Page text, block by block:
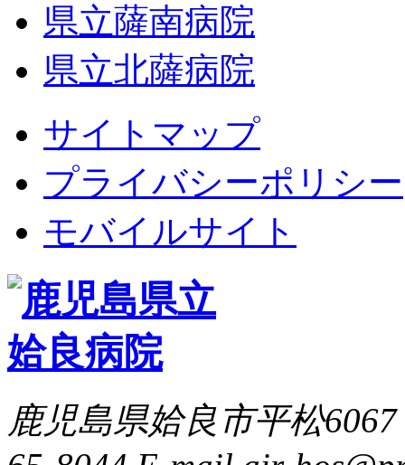
県立薩南病院
県立北薩病院
サイトマップ
プライバシーポリシー
モバイルサイト
鹿児島県姶良市平松